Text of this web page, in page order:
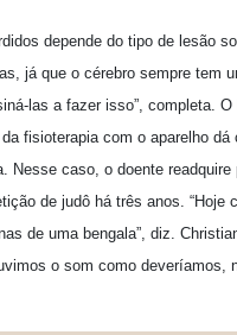
depende do tipo de lesão
já que o cérebro sempre tem
las a fazer isso”, completa.
fisioterapia com o aparelho
Nesse caso, o doente
de judô há três anos.
de uma bengala”, diz.
o som como